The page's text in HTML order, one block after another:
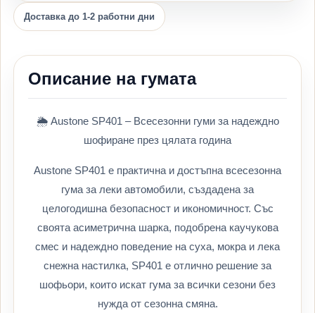
Доставка до 1-2 работни дни
Описание на гумата
🌦️ Austone SP401 – Всесезонни гуми за надеждно
шофиране през цялата година
Austone SP401 е практична и достъпна всесезонна
гума за леки автомобили, създадена за
целогодишна безопасност и икономичност. Със
своята асиметрична шарка, подобрена каучукова
смес и надеждно поведение на суха, мокра и лека
снежна настилка, SP401 е отлично решение за
шофьори, които искат гумa за всички сезони без
нужда от сезонна смяна.